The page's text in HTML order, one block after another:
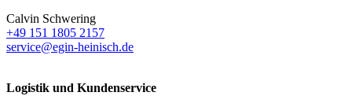
Calvin Schwering
+49 151 1805 2157
service@egin-heinisch.de
Logistik und Kundenservice